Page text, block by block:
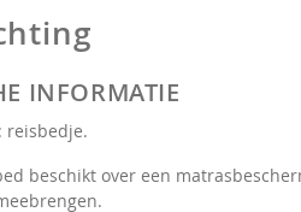
INFORMATIE
reisbedje.
beschikt over een